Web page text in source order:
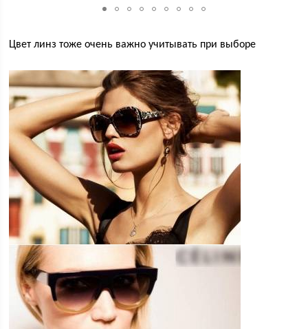
Цвет линз тоже очень важно учитывать при выборе